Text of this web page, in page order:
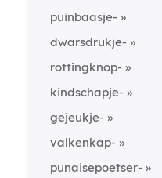
puinbaasje-
dwarsdrukje-
rottingknop-
kindschapje-
gejeukje-
valkenkap-
punaisepoetser-